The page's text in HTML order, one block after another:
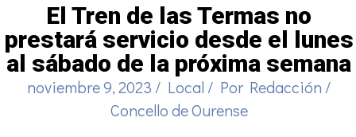
El Tren de las Termas no
prestará servicio desde el lunes
al sábado de la próxima semana
noviembre 9, 2023 / Local / Por Redacción /
Concello de Ourense